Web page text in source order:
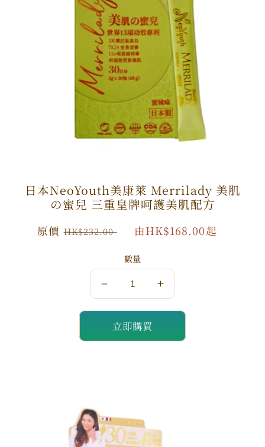
日本NeoYouth美康萊 Merrilady 美肌
の蜜兒 三重皇牌呵護美肌配方
原
原價HK$232.00 由HK$168.00起
數量
量
減
少
量
加
立即購買